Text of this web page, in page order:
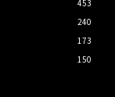
453
240
173
150